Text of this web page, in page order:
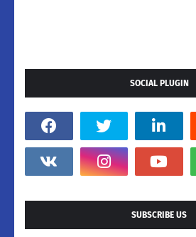
SOCIAL PLUGIN
SUBSCRIBE US